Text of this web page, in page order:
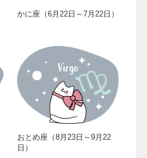
かに座（6月22日～7月22日）
おとめ座（8月23日～9月22
日）